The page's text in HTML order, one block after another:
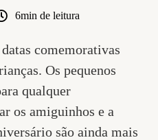
6min de leitura
comemorativas
Os pequenos
qualquer
os amiguinhos e a
são ainda mais